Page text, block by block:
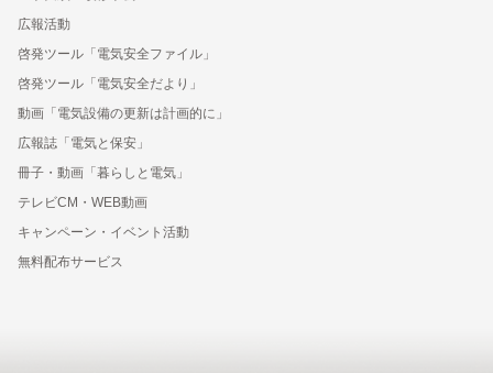
広報活動
啓発ツール「電気安全ファイル」
啓発ツール「電気安全だより」
動画「電気設備の更新は計画的に」
広報誌「電気と保安」
冊子・動画「暮らしと電気」
テレビCM・WEB動画
キャンペーン・イベント活動
無料配布サービス